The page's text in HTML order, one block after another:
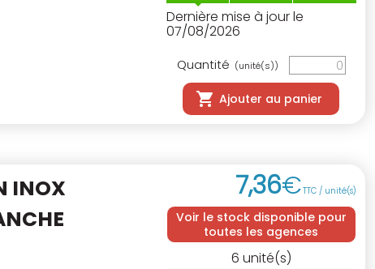
Dernière mise à jour le
07/08/2026
Quantité (unité(s))
Ajouter au panier
INOX
7,36€TTC / unité(s)
Voir le stock disponible pour
toutes les agences
6 unité(s)